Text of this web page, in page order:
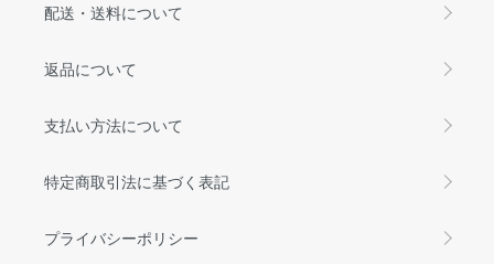
配送・送料について
返品について
支払い方法について
特定商取引法に基づく表記
プライバシーポリシー